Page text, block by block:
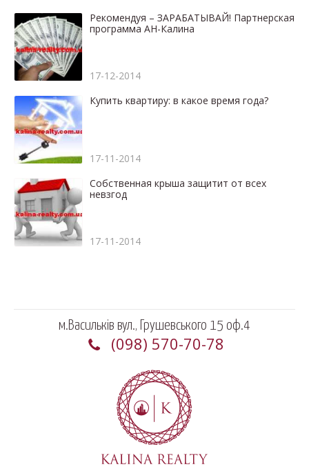
Рекомендуя – ЗАРАБАТЫВАЙ! Партнерская
программа АН-Калина
17-12-2014
Купить квартиру: в какое время года?
17-11-2014
Собственная крыша защитит от всех
невзгод
17-11-2014
м.Васильків вул., Грушевського 15 оф.4
(098) 570-70-78